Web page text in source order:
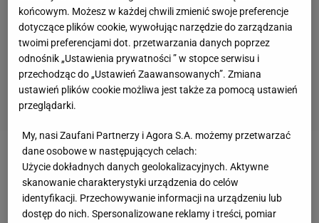
Zobacz wideo"Byłem obrażony, ale już mi
przechodzi". Janowicz zdradza swoje plany
końcowym. Możesz w każdej chwili zmienić swoje preferencje
dotyczące plików cookie, wywołując narzędzie do zarządzania
twoimi preferencjami dot. przetwarzania danych poprzez
odnośnik „Ustawienia prywatności ” w stopce serwisu i
przechodząc do „Ustawień Zaawansowanych”. Zmiana
ustawień plików cookie możliwa jest także za pomocą ustawień
przeglądarki.
My, nasi Zaufani Partnerzy i Agora S.A. możemy przetwarzać
dane osobowe w następujących celach:
Użycie dokładnych danych geolokalizacyjnych. Aktywne
skanowanie charakterystyki urządzenia do celów
identyfikacji. Przechowywanie informacji na urządzeniu lub
dostęp do nich. Spersonalizowane reklamy i treści, pomiar